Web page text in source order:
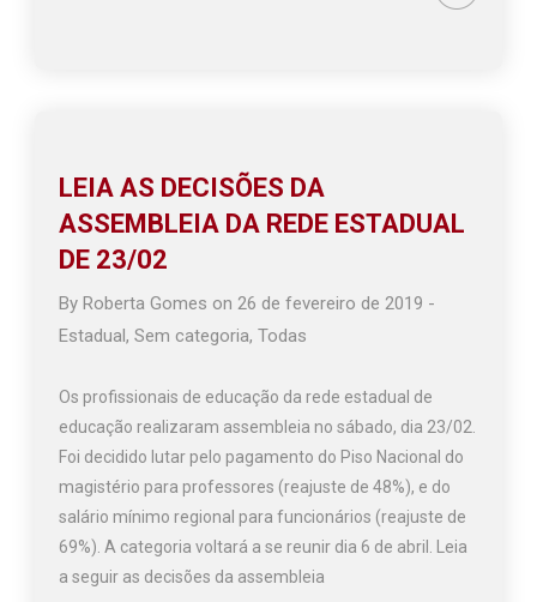
LEIA AS DECISÕES DA
ASSEMBLEIA DA REDE ESTADUAL
DE 23/02
ByRoberta Gomes on26 de fevereiro de 2019 -
Estadual,Sem categoria,Todas
Os profissionais de educação da rede estadual de
educação realizaram assembleia no sábado, dia 23/02.
Foi decidido lutar pelo pagamento do Piso Nacional do
magistério para professores (reajuste de 48%), e do
salário mínimo regional para funcionários (reajuste de
69%). A categoria voltará a se reunir dia 6 de abril. Leia
a seguir as decisões da assembleia